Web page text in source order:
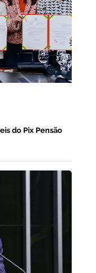
do Pix Pensão